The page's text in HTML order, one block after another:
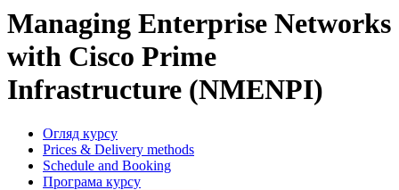
Managing Enterprise Networks
with Cisco Prime
Infrastructure (NMENPI)
Огляд курсу
Prices & Delivery methods
Schedule and Booking
Програма курсу